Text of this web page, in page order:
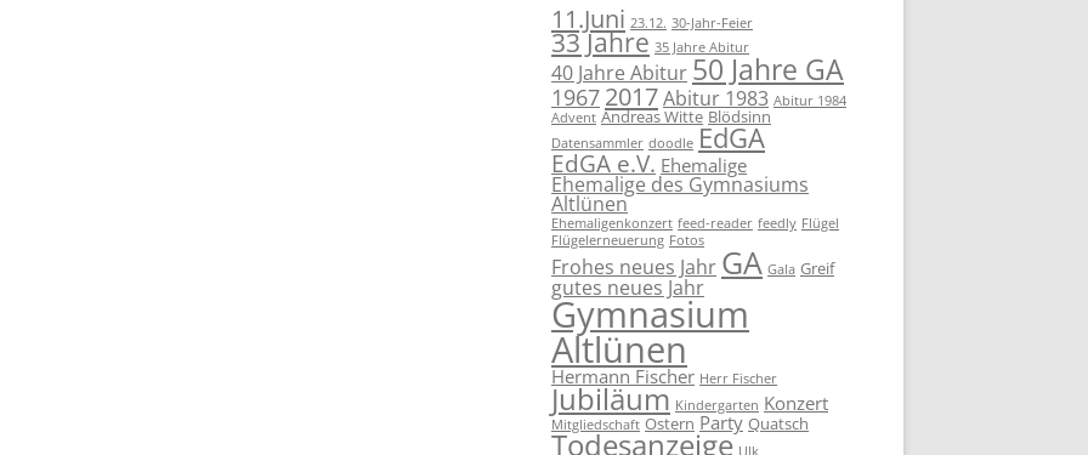
11.Juni 23.12. 30-Jahr-Feier
33 Jahre 35 Jahre Abitur
40 Jahre Abitur 50 Jahre GA
1967 2017Abitur 1983 Abitur 1984
Advent Andreas Witte Blödsinn
Datensammler doodle EdGA
EdGA e.V. Ehemalige
Ehemalige des Gymnasiums
Altlünen
Ehemaligenkonzert feed-reader feedly Flügel
Flügelerneuerung Fotos
Frohes neues Jahr GA Gala Greif
gutes neues Jahr
Gymnasium
Altlünen
Hermann Fischer Herr Fischer
Jubiläum Kindergarten Konzert
Mitgliedschaft Ostern Party Quatsch
Todesanzeige Ulk